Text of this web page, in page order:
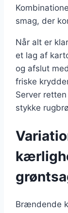
smag, der
Når alt er
et lag af
og afslut
friske
Server
stykke
Brændende